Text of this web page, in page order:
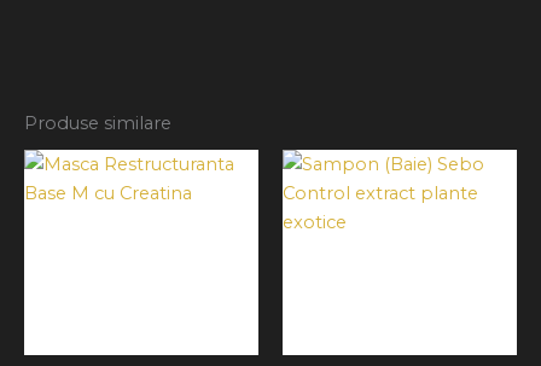
Produse similare